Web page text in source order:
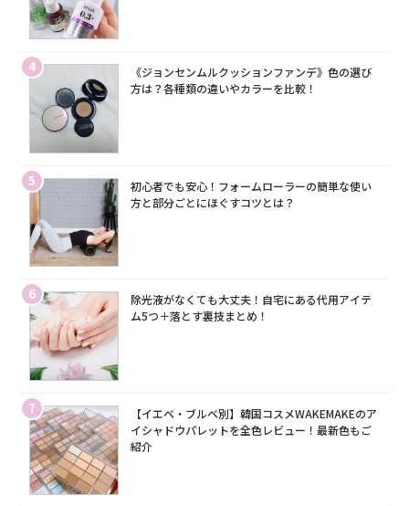
4
《ジョンセンムルクッションファンデ》色の選び
方は？各種類の違いやカラーを比較！
5
初心者でも安心！フォームローラーの簡単な使い
方と部分ごとにほぐすコツとは？
6
除光液がなくても大丈夫！自宅にある代用アイテ
ム5つ＋落とす裏技まとめ！
7
【イエベ・ブルベ別】韓国コスメWAKEMAKEのア
イシャドウパレットを全色レビュー！最新色もご
紹介